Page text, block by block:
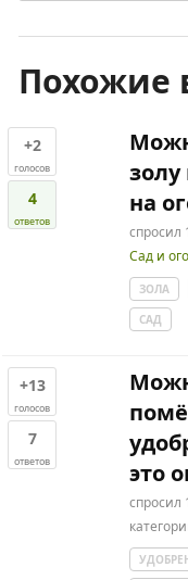
Похожие
+2
голосов
4
ответов
на
спросил
Сад и
ЗОЛА
САД
+13
голосов
7
ответов
это
спросил